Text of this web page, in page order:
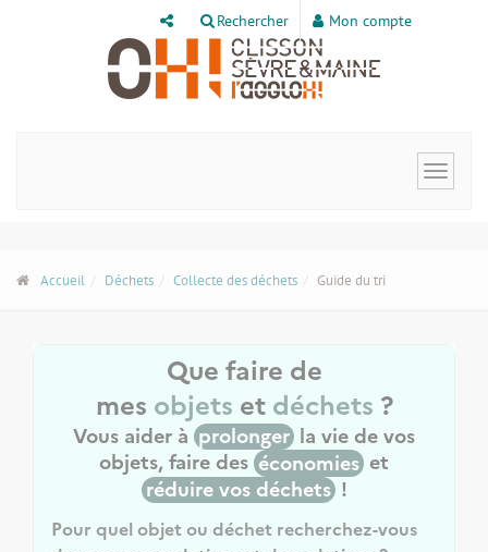
Rechercher Mon compte
Toggle
Accueil Déchets Collecte des déchets Guide du tri
Panneau de gestion des cookies